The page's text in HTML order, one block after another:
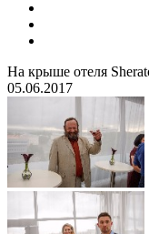
На крыше отеля
05.06.2017